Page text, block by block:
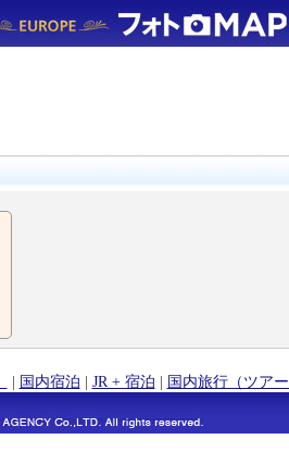
| 国内宿泊 | JR + 宿泊 | 国内旅行（ツアー